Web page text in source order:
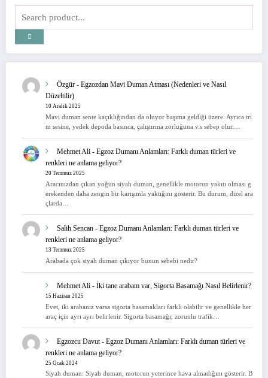
Özgür - Egzozdan Mavi Duman Atması (Nedenleri ve Nasıl
Düzeltilir)
10 Aralık 2025
Mavi duman sente kaçıklığından da oluyor başıma geldiği üzere. Ayrıca tri
m sesine, yedek depoda basınca, çalıştırma zorluğuna v.s sebep olur.…
Mehmet Ali - Egzoz Dumanı Anlamları: Farklı duman türleri ve
renkleri ne anlama geliyor?
20 Temmuz 2025
Aracınızdan çıkan yoğun siyah duman, genellikle motorun yakıtı olması g
erekenden daha zengin bir karışımla yaktığını gösterir. Bu durum, dizel ara
çlarda…
Salih Sencan - Egzoz Dumanı Anlamları: Farklı duman türleri ve
renkleri ne anlama geliyor?
13 Temmuz 2025
Arabada çok siyah duman çıkıyor bunun sebebi nedir?
Mehmet Ali - İki tane arabam var, Sigorta Basamağı Nasıl Belirlenir?
15 Haziran 2025
Evet, iki arabanız varsa sigorta basamakları farklı olabilir ve genellikle her
araç için ayrı ayrı belirlenir. Sigorta basamağı, zorunlu trafik…
Egzozcu Davut - Egzoz Dumanı Anlamları: Farklı duman türleri ve
renkleri ne anlama geliyor?
25 Ocak 2024
Siyah duman: Siyah duman, motorun yeterince hava almadığını gösterir. B